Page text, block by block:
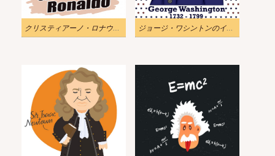
クリスティアーノ・ロナウドのイラスト ジョージ・ワシントンのイラスト